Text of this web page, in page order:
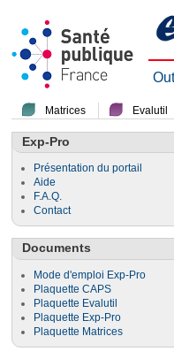
Matrices Evalutil
Exp-Pro
Présentation du portail
Aide
F.A.Q.
Contact
Documents
Mode d'emploi Exp-Pro
Plaquette CAPS
Plaquette Evalutil
Plaquette Exp-Pro
Plaquette Matrices